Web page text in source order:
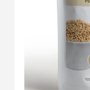
Paket Servis Ürünleri